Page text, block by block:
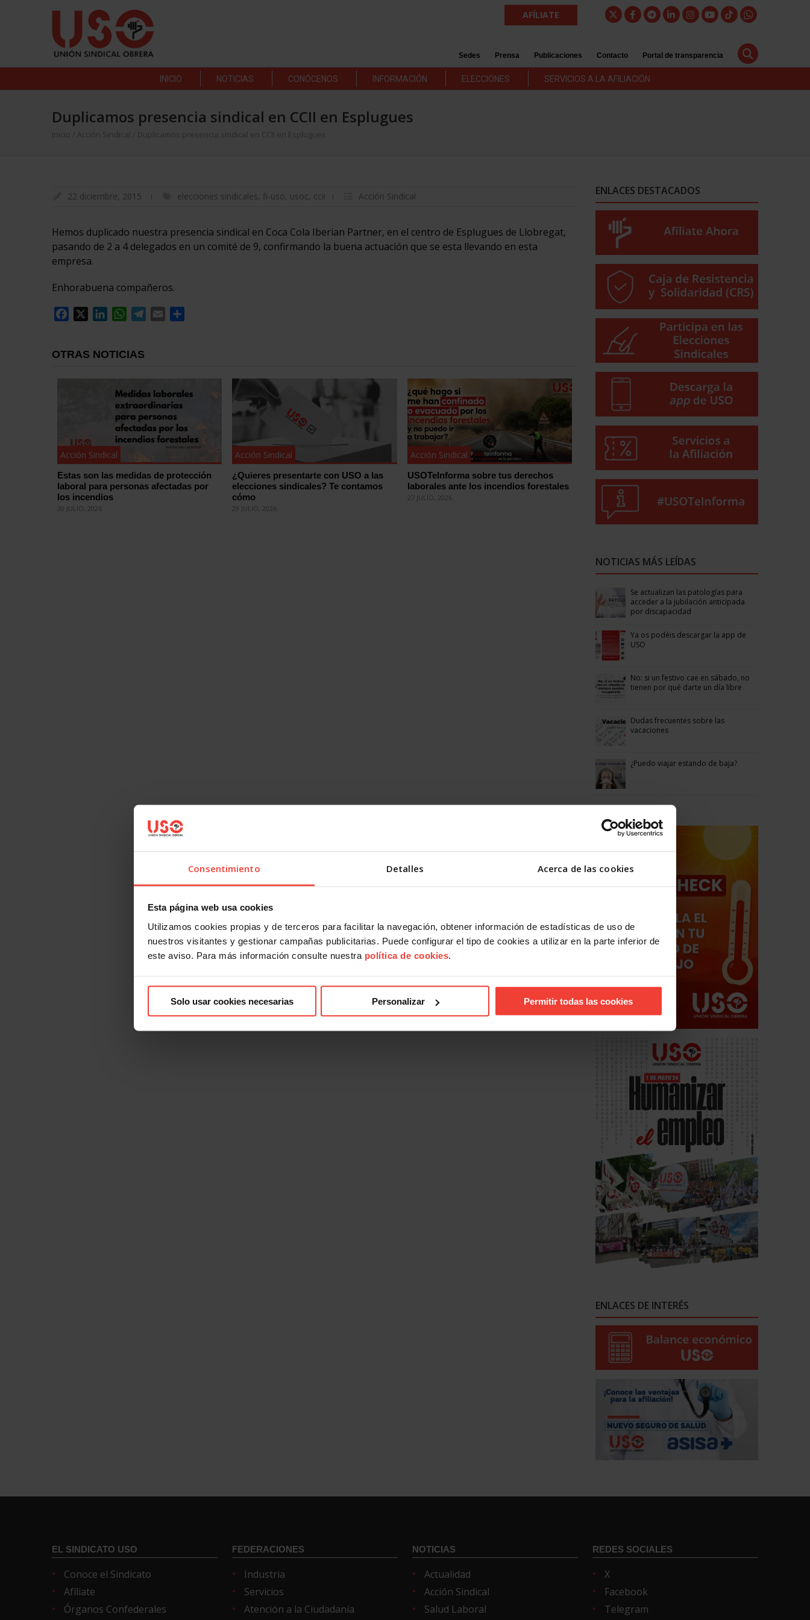
Consentimiento Detalles Acerca de las cookies
Esta página web usa cookies
Utilizamos cookies propias y de terceros para facilitar la navegación, obtener información de estadísticas de uso de
nuestros visitantes y gestionar campañas publicitarias. Puede configurar el tipo de cookies a utilizar en la parte inferior de
este aviso. Para más información consulte nuestra política de cookies.
Solo usar cookies necesarias Personalizar Permitir todas las cookies
AFÍLIATE
Sedes Prensa Publicaciones Contacto Portal de transparencia
INICIO NOTICIAS CONÓCENOS INFORMACIÓN ELECCIONES SERVICIOS A LA AFILIACIÓN
Duplicamos presencia sindical en CCII en Esplugues
Inicio Acción Sindical Duplicamos presencia sindical en CCII en Esplugues
22 diciembre, 2015 elecciones sindicales, fi-uso, usoc, ccii Acción Sindical
Hemos duplicado nuestra presencia sindical en Coca Cola Iberian Partner, en el centro de Esplugues de Llobregat,
pasando de 2 a 4 delegados en un comité de 9, confirmando la buena actuación que se esta llevando en esta
empresa.
Enhorabuena compañeros.
Facebook
LinkedInWhatsApp
Telegram
Email
OTRAS NOTICIAS
Acción Sindical
Estas son las medidas de protección
laboral para personas afectadas por
los incendios
30 JULIO, 2026
Acción Sindical
¿Quieres presentarte con USO a las
elecciones sindicales? Te contamos
cómo
29 JULIO, 2026
Acción Sindical
USOTeInforma sobre tus derechos
laborales ante los incendios forestales
27 JULIO, 2026
ENLACES DESTACADOS
NOTICIAS MÁS LEÍDAS
Se actualizan las patologías para
acceder a la jubilación anticipada
por discapacidad
Ya os podéis descargar la app de
USO
No: si un festivo cae en sábado, no
tienen por qué darte un día libre
Dudas frecuentes sobre las
vacaciones
¿Puedo viajar estando de baja?
ENLACES DE INTERÉS
EL SINDICATO USO
Conoce el Sindicato
Afíliate
Órganos Confederales
FEDERACIONES
Industria
Servicios
Atención a la Ciudadanía
NOTICIAS
Actualidad
Acción Sindical
Salud Laboral
REDES SOCIALES
X
Facebook
Telegram